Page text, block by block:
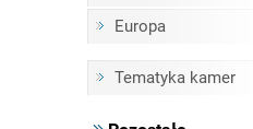
Europa
Tematyka kamer